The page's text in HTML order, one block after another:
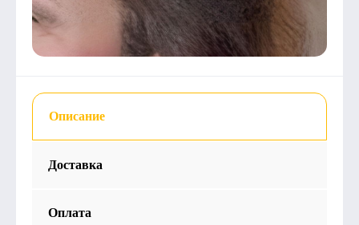
Описание
Доставка
Оплата